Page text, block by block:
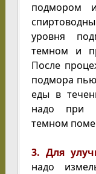
подмором
уровня
темном и
После
подмора
еды в
надо при
темном
3. Для
надо